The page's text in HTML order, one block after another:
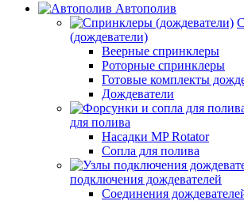
Автополив
(дождеватели)
Веерные спринклеры
Роторные спринклеры
Готовые комплекты
Дождеватели
для полива
Насадки MP Rotator
Сопла для полива
подключения дождевателей
Соединения